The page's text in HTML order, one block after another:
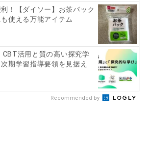
！【ダイソー】お茶パック
使える万能アイテム
CBT活用と質の高い探究学
期学習指導要領を見据え
Recommended by